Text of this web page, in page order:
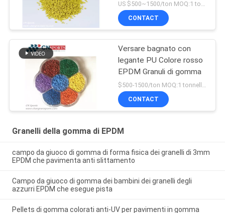
CONTACT
Versare bagnato con
legante PU Colore rosso
EPDM Granuli di gomma
$500-1500/ton MOQ:1 tonnellata
CONTACT
Granelli della gomma di EPDM
campo da giuoco di gomma di forma fisica dei granelli di 3mm
EPDM che pavimenta anti slittamento
Campo da giuoco di gomma dei bambini dei granelli degli
azzurri EPDM che esegue pista
Pellets di gomma colorati anti-UV per pavimenti in gomma